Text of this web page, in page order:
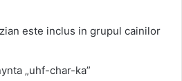
este inclus in grupul cainilor
„uhf-char-ka”